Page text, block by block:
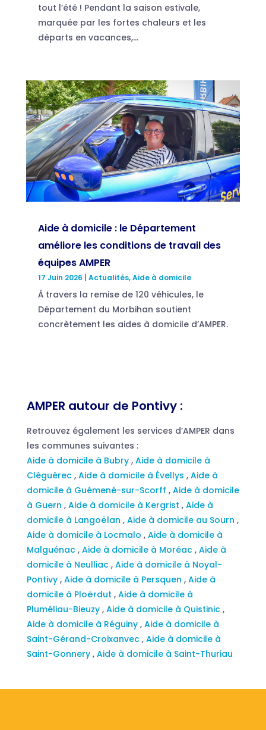
tout l’été ! Pendant la saison estivale,
marquée par les fortes chaleurs et les
départs en vacances,...
Aide à domicile : le Département
améliore les conditions de travail des
équipes AMPER
17 Juin 2026 Actualités,Aide à domicile
À travers la remise de 120 véhicules, le
Département du Morbihan soutient
concrètement les aides à domicile d’AMPER.
AMPER autour de Pontivy :
Retrouvez également les services d’AMPER dans
les communes suivantes :
Aide à domicile à Bubry , Aide à domicile à
Cléguérec , Aide à domicile à Évellys , Aide à
domicile à Guémené-sur-Scorff , Aide à domicile
à Guern , Aide à domicile à Kergrist , Aide à
domicile à Langoëlan , Aide à domicile au Sourn ,
Aide à domicile à Locmalo , Aide à domicile à
Malguénac , Aide à domicile à Moréac , Aide à
domicile à Neulliac , Aide à domicile à Noyal-
Pontivy , Aide à domicile à Persquen , Aide à
domicile à Ploërdut , Aide à domicile à
Pluméliau-Bieuzy , Aide à domicile à Quistinic ,
Aide à domicile à Réguiny , Aide à domicile à
Saint-Gérand-Croixanvec , Aide à domicile à
Saint-Gonnery , Aide à domicile à Saint-Thuriau